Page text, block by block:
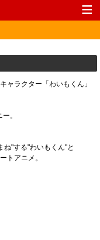
ャラクター「わいもくん」
。
ね"する"わいもくん"と
トアニメ。